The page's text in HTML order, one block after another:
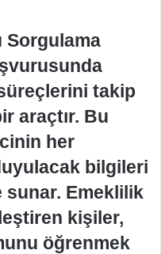
Sorgulama
takip
araçtır. Bu
her
bilgileri
Emeklilik
kişiler,
öğrenmek